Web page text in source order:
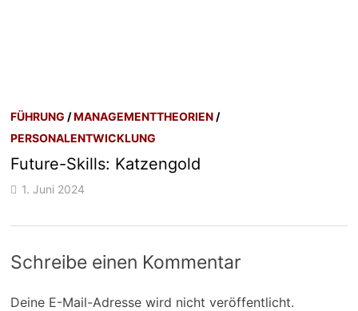
FÜHRUNG /MANAGEMENTTHEORIEN /
PERSONALENTWICKLUNG
Future-Skills: Katzengold
1. Juni 2024
Schreibe einen Kommentar
Deine E-Mail-Adresse wird nicht veröffentlicht.